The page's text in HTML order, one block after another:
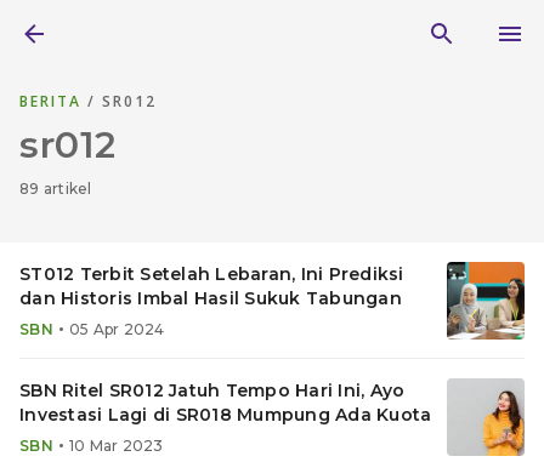
BERITA / SR012
sr012
89 artikel
ST012 Terbit Setelah Lebaran, Ini Prediksi
dan Historis Imbal Hasil Sukuk Tabungan
SBN • 05 Apr 2024
SBN Ritel SR012 Jatuh Tempo Hari Ini, Ayo
Investasi Lagi di SR018 Mumpung Ada Kuota
SBN • 10 Mar 2023